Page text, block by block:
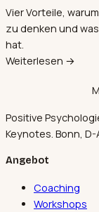
Vier Vorteile,
zu denken und
hat.
Weiterlesen →
Positive
Keynotes. Bonn,
Angebot
Coaching
Workshops